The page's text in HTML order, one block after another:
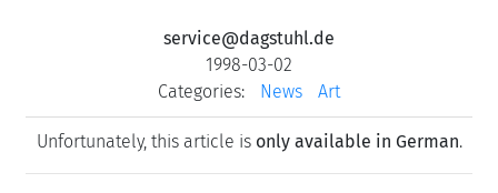
service@dagstuhl.de
1998-03-02
Categories:
News Art
Unfortunately, this article is only available in German.